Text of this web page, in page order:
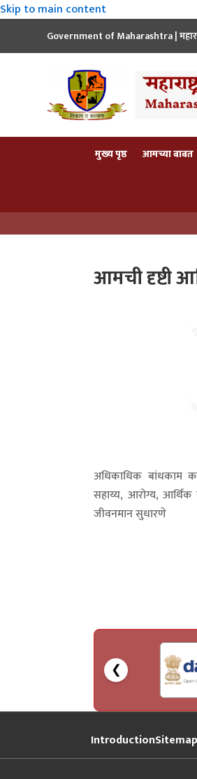
Skip to main content
Government of Maharashtra |
मुख्य पृष्ठ आमच्या बाबत
आमची दृष्टी
अधिकाधिक बांधकाम
सहाय्य, आरोग्य,
जीवनमान सुधारणे
❮
IntroductionSitemap